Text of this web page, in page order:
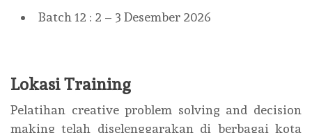
Batch 12 : 2 – 3 Desember 2026
Lokasi Training
Pelatihan creative problem solving and decision
making telah diselenggarakan di berbagai kota